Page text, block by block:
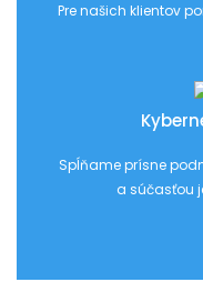
Pre našich klientov
Spĺňame prísne
a súčasťou